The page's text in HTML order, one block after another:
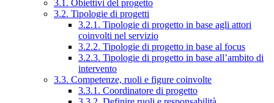
3.1. Obiettivi del progetto
3.2. Tipologie di progetti
3.2.1. Tipologie di progetto in base agli attori
coinvolti nel servizio
3.2.2. Tipologie di progetto in base al focus
3.2.3. Tipologie di progetto in base all’ambito di
intervento
3.3. Competenze, ruoli e figure coinvolte
3.3.1. Coordinatore di progetto